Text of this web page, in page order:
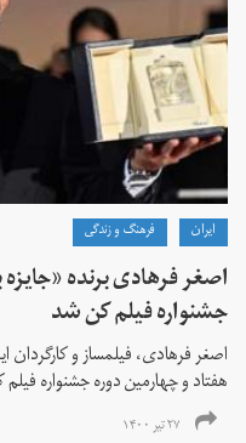
ايران فرهنگ و زندگی
اصغر فرهادی برنده
جشنواره فیلم کن شد
اصغر فرهادی، فیلمساز و کارگردان
هفتاد و چهارمین دوره جشنواره
۲۷ تیر ۱۴۰۰